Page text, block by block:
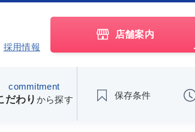
採用情報
店舗案内
commitment
だわり から探す 保存条件